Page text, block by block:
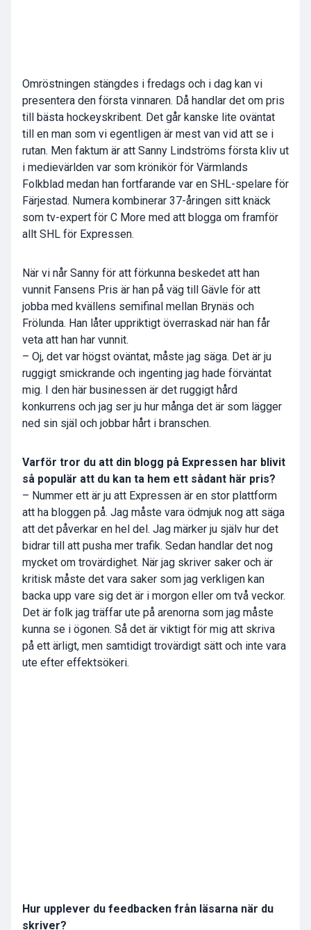
Omröstningen stängdes i fredags och i dag kan vi
presentera den första vinnaren. Då handlar det om pris
till bästa hockeyskribent. Det går kanske lite oväntat
till en man som vi egentligen är mest van vid att se i
rutan. Men faktum är att Sanny Lindströms första kliv ut
i medievärlden var som krönikör för Värmlands
Folkblad medan han fortfarande var en SHL-spelare för
Färjestad. Numera kombinerar 37-åringen sitt knäck
som tv-expert för C More med att blogga om framför
allt SHL för Expressen.
När vi når Sanny för att förkunna beskedet att han
vunnit Fansens Pris är han på väg till Gävle för att
jobba med kvällens semifinal mellan Brynäs och
Frölunda. Han låter uppriktigt överraskad när han får
veta att han har vunnit.
– Oj, det var högst oväntat, måste jag säga. Det är ju
ruggigt smickrande och ingenting jag hade förväntat
mig. I den här businessen är det ruggigt hård
konkurrens och jag ser ju hur många det är som lägger
ned sin själ och jobbar hårt i branschen.
Varför tror du att din blogg på Expressen har blivit
så populär att du kan ta hem ett sådant här pris?
– Nummer ett är ju att Expressen är en stor plattform
att ha bloggen på. Jag måste vara ödmjuk nog att säga
att det påverkar en hel del. Jag märker ju själv hur det
bidrar till att pusha mer trafik. Sedan handlar det nog
mycket om trovärdighet. När jag skriver saker och är
kritisk måste det vara saker som jag verkligen kan
backa upp vare sig det är i morgon eller om två veckor.
Det är folk jag träffar ute på arenorna som jag måste
kunna se i ögonen. Så det är viktigt för mig att skriva
på ett ärligt, men samtidigt trovärdigt sätt och inte vara
ute efter effektsökeri.
Hur upplever du feedbacken från läsarna när du
skriver?